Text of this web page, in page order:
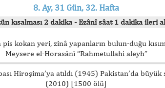
8. Ay, 31 Gün, 32. Hafta
kısalması 2 dakika - Ezânî sâat 1 dakika ileri
pis kokan yeri, zinâ yapanların bulun-duğu
Meysere el-Horasânî “Rahmetullahi aleyh”
Hiroşima’ya atıldı (1945) Pakistan’da büyük
(2010) [1500 ölü]